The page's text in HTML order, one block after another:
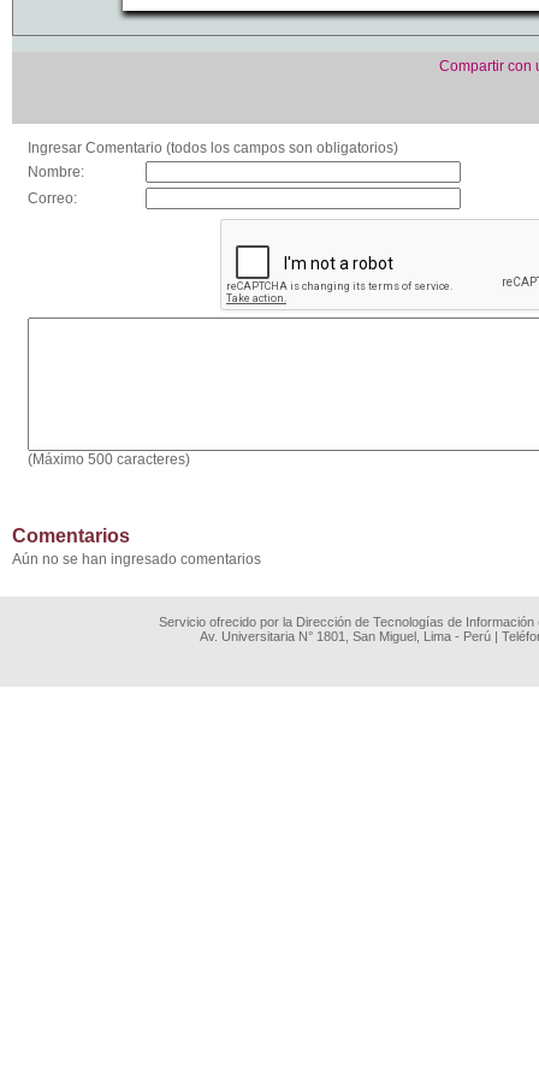
Compartir con
Ingresar Comentario (todos los campos son obligatorios)
Nombre:
Correo:
(Máximo 500 caracteres)
Comentarios
Aún no se han ingresado comentarios
Servicio ofrecido por la Dirección de Tecnologías de
Av. Universitaria N° 1801, San Miguel, Lima - Perú |